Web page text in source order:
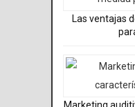
Las ventajas
Marketing